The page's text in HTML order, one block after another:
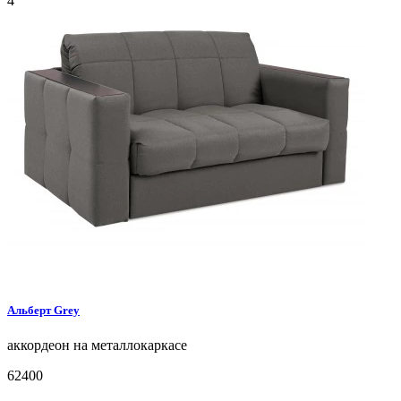
АльбертGrey
аккордеон на металлокаркасе
62400